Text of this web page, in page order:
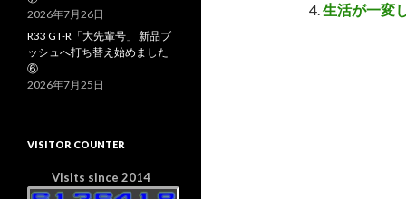
生活が一変
2026年7月26日
R33 GT-R「大先輩号」 新品ブ
ッシュへ打ち替え始めました
⑥
2026年7月25日
VISITOR COUNTER
Visits since 2014